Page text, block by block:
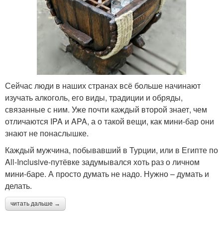
Сейчас люди в наших странах всё больше начинают
изучать алкоголь, его виды, традиции и обряды,
связанные с ним. Уже почти каждый второй знает, чем
отличаются IPA и APA, а о такой вещи, как мини-бар они
знают не понаслышке.
Каждый мужчина, побывавший в Турции, или в Египте по
All-Inclusive-путёвке задумывался хоть раз о личном
мини-баре. А просто думать не надо. Нужно – думать и
делать.
читать дальше →